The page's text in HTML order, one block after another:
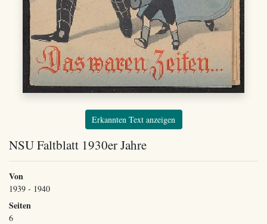
Erkannten Text anzeigen
NSU Faltblatt 1930er Jahre
Von
1939 - 1940
Seiten
6